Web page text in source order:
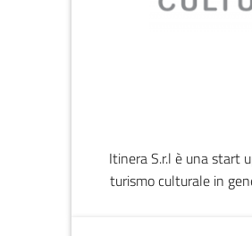
Itinera S.r.l è una start
turismo culturale in